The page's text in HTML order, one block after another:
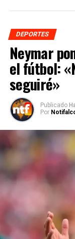
DEPORTES
Neymar
el fútbol:
seguiré»
Publicado
Por